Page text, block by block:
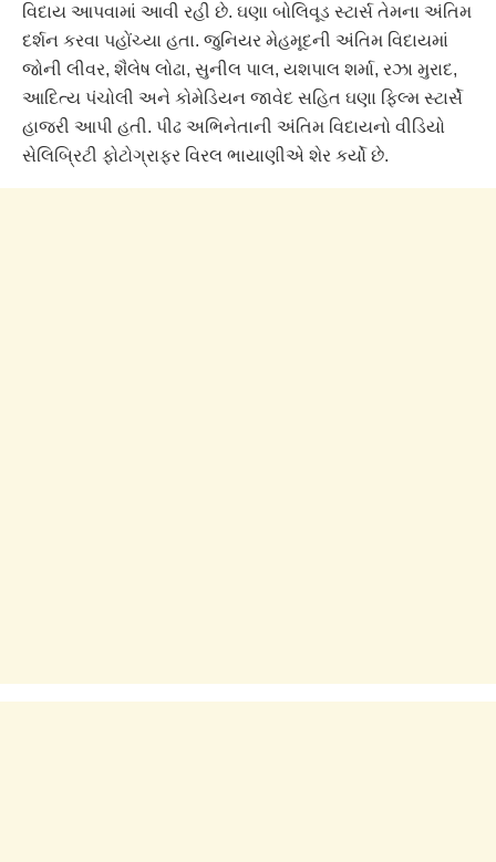
વિદાય આપવામાં આવી રહી છે. ઘણા બોલિવૂડ સ્ટાર્સ તેમના અંતિમ
દર્શન કરવા પહોંચ્યા હતા. જુનિયર મેહમૂદની અંતિમ વિદાયમાં
જોની લીવર, શૈલેષ લોઢા, સુનીલ પાલ, યશપાલ શર્મા, રઝા મુરાદ,
આદિત્ય પંચોલી અને કોમેડિયન જાવેદ સહિત ઘણા ફિલ્મ સ્ટાર્સે
હાજરી આપી હતી. પીઢ અભિનેતાની અંતિમ વિદાયનો વીડિયો
સેલિબ્રિટી ફોટોગ્રાફર વિરલ ભાયાણીએ શેર કર્યો છે.